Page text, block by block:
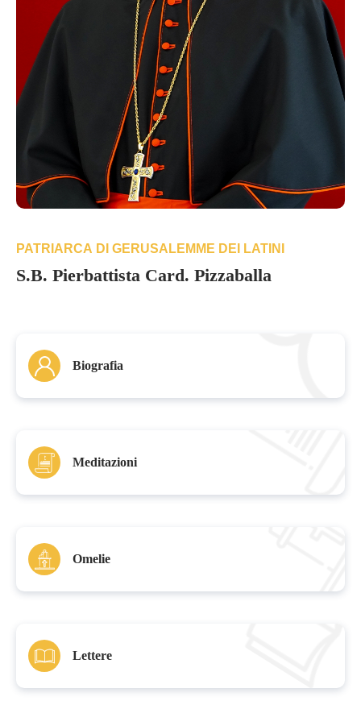
PATRIARCA DI GERUSALEMME DEI LATINI
S.B. Pierbattista Card. Pizzaballa
Biografia
Meditazioni
Omelie
Lettere